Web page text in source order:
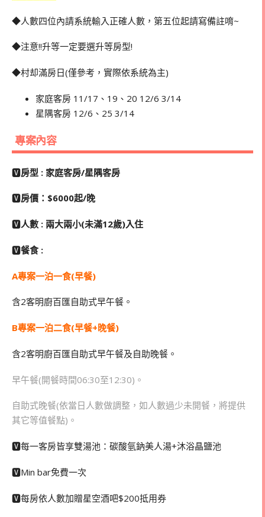
◆人數四位內請系統輸入正確人數，第五位起請寫備註唷~
◆注意!!升等一定要選升等房型!
◆村却滿房日(僅參考，實際依系統為主)
家庭客房 11/17、19、20 12/6 3/14
星隅客房 12/6、25 3/14
專案內容
🆅房型 : 家庭客房/星隅客房
🆅房價：$6000起/晚
🆅人數 : 兩大兩小(未滿12歲)入住
🆅餐食 :
A專案一泊一食(早餐)
含2客明廚百匯自助式早午餐。
B專案一泊二食(早餐+晚餐)
含2客明廚百匯自助式早午餐及自助晚餐。
早午餐(開餐時間06:30至12:30)。
自助式晚餐(依當日人數做調整，如人數過少未開餐，將提供
其它等值餐點)。
🆅每一客房皆享雙湯池：碳酸氫鈉美人湯+沐浴晶鹽池
🆅Min bar免費一次
🆅每房依人數加贈星空酒吧$200抵用券